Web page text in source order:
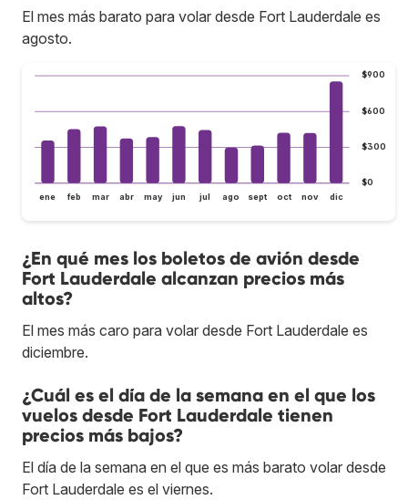
El mes más barato para volar desde Fort Lauderdale es
agosto.
$0
$300
$600
$900
ene feb mar abr may jun jul ago sept oct nov dic
¿En qué mes los boletos de avión desde
Fort Lauderdale alcanzan precios más
altos?
El mes más caro para volar desde Fort Lauderdale es
diciembre.
¿Cuál es el día de la semana en el que los
vuelos desde Fort Lauderdale tienen
precios más bajos?
El día de la semana en el que es más barato volar desde
Fort Lauderdale es el viernes.